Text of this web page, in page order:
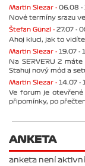
Martin Slezar - 06.08 -
Nové termíny srazu
Štefan Günzl - 27.07 -
Ahoj kluci, jak to
Martin Slezar - 19.07 -
Na SERVERU 2
Stahuj nový mód a
Martin Slezar - 14.07 -
Ve forum je
připomínky, po
ANKETA
anketa není aktivní